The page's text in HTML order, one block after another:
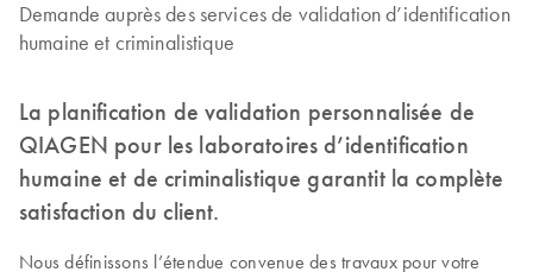
Demande auprès des services de validation d’identification
humaine et criminalistique
La planification de validation personnalisée de
QIAGEN pour les laboratoires d’identification
humaine et de criminalistique garantit la complète
satisfaction du client.
Nous définissons l’étendue convenue des travaux pour votre